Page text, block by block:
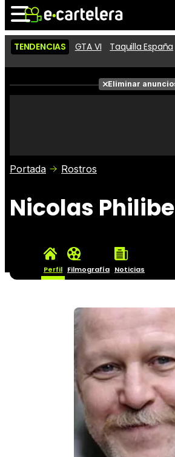
Noticias Cartelera
Críticas
TENDENCIAS GTA VI Taquilla España
Eliminar
Portada Rostros
Nicolas
Perfil Filmografía Noticias